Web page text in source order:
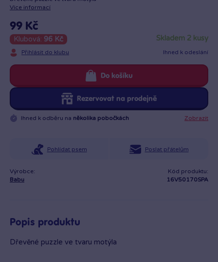
Více informací
99 Kč
Klubová: 96 Kč
Přihlásit do klubu
skladem 2 kusy
Ihned k odeslání
Rezervovat na prodejně
Do košíku
Ihned k odběru na několika pobočkách Zobrazit
Pohlídat psem Poslat přátelům
Výrobce:
Babu
Kód produktu:
16V50170SPA
Popis produktu
Dřevěné puzzle ve tvaru motýla